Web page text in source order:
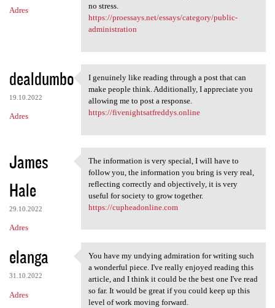
Adres
no stress.
https://proessays.net/essays/category/public-
administration
dealdumbo
19.10.2022
Adres
I genuinely like reading
I genuinely like reading through a post that can
make people think. Additionally, I appreciate you
allowing me to post a response.
https://fivenightsatfreddys.online
James
Hale
29.10.2022
Adres
The information is very
The information is very special, I will have to
follow you, the information you bring is very real,
reflecting correctly and objectively, it is very
useful for society to grow together.
https://cupheadonline.com
elanga
31.10.2022
Adres
You have my undying
You have my undying admiration for writing such
a wonderful piece. I've really enjoyed reading this
article, and I think it could be the best one I've read
so far. It would be great if you could keep up this
level of work moving forward.